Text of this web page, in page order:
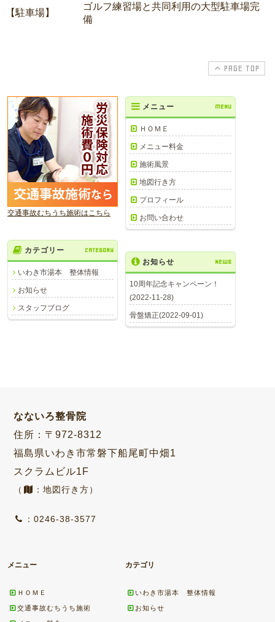
【駐車場】
ゴルフ練習場と共同利用の大型駐車場完
備
PAGE TOP
交通事故むちうち施術はこちら
メニュー MENU
ＨＯＭＥ
メニュー料金
施術風景
地図行き方
プロフィール
お問い合わせ
カテゴリー CATEGORY
いわき市湯本 整体情報
お知らせ
スタッフブログ
お知らせ NEWS
10周年記念キャンペーン！
(2022-11-28)
骨盤矯正(2022-09-01)
なないろ整骨院
住所：〒972-8312
福島県いわき市常磐下船尾町中畑1
スクラムビル1F
（ ：地図行き方）
：0246-38-3577
メニュー
ＨＯＭＥ
交通事故むちうち施術
カテゴリ
いわき市湯本 整体情報
お知らせ